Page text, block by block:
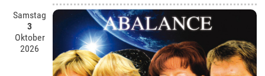
Samstag
3
Oktober
2026